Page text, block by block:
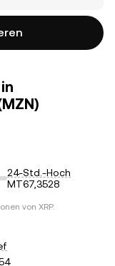
24-Std.-Hoch
MT67,3528
von XRP.